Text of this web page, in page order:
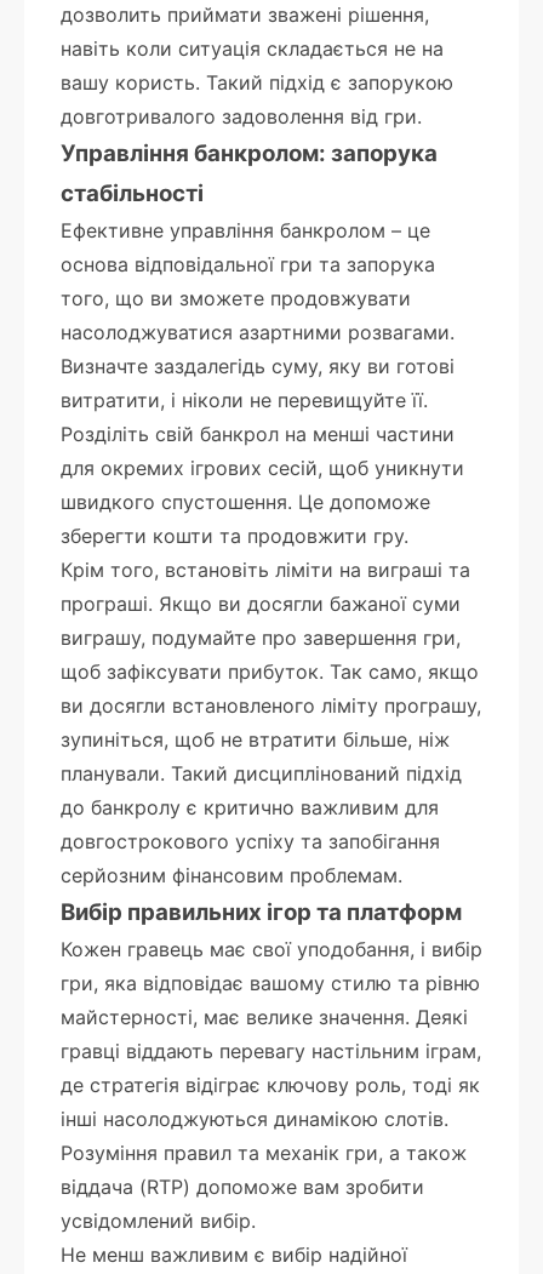
дозволить приймати зважені рішення,
навіть коли ситуація складається не на
вашу користь. Такий підхід є запорукою
довготривалого задоволення від гри.
Управління банкролом: запорука
стабільності
Ефективне управління банкролом – це
основа відповідальної гри та запорука
того, що ви зможете продовжувати
насолоджуватися азартними розвагами.
Визначте заздалегідь суму, яку ви готові
витратити, і ніколи не перевищуйте її.
Розділіть свій банкрол на менші частини
для окремих ігрових сесій, щоб уникнути
швидкого спустошення. Це допоможе
зберегти кошти та продовжити гру.
Крім того, встановіть ліміти на виграші та
програші. Якщо ви досягли бажаної суми
виграшу, подумайте про завершення гри,
щоб зафіксувати прибуток. Так само, якщо
ви досягли встановленого ліміту програшу,
зупиніться, щоб не втратити більше, ніж
планували. Такий дисциплінований підхід
до банкролу є критично важливим для
довгострокового успіху та запобігання
серйозним фінансовим проблемам.
Вибір правильних ігор та платформ
Кожен гравець має свої уподобання, і вибір
гри, яка відповідає вашому стилю та рівню
майстерності, має велике значення. Деякі
гравці віддають перевагу настільним іграм,
де стратегія відіграє ключову роль, тоді як
інші насолоджуються динамікою слотів.
Розуміння правил та механік гри, а також
віддача (RTP) допоможе вам зробити
усвідомлений вибір.
Не менш важливим є вибір надійної